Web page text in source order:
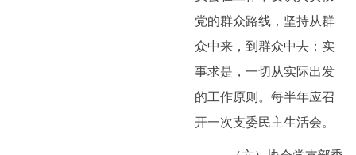
党的群众路线，坚持从群
众中来，到群众中去；实
事求是，一切从实际出发
的工作原则。每半年应召
开一次支委民主生活会。